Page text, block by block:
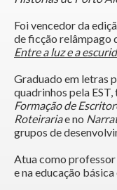
Foi vencedor da
de ficção relâmpago
Entre a luz e a
Graduado em letras
quadrinhos pela
Formação de
Roteirariae no
grupos de
Atua como professor
e na educação